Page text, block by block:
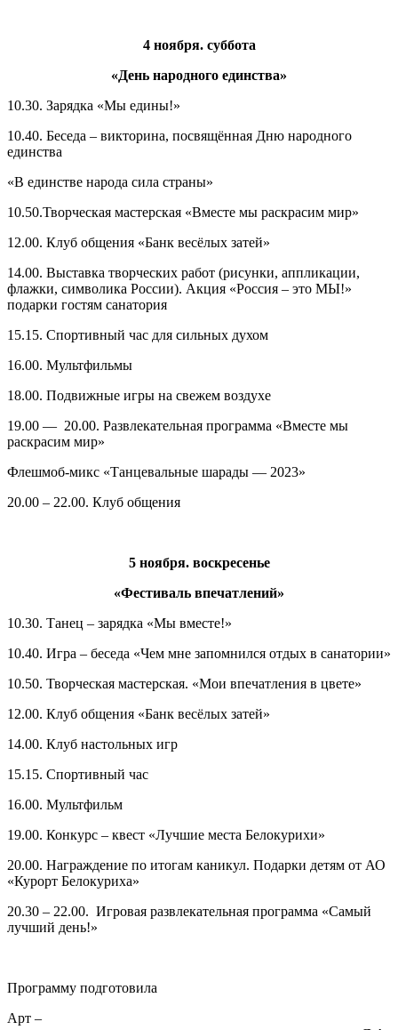
4 ноября. суббота
«День народного единства»
10.30. Зарядка «Мы едины!»
10.40. Беседа – викторина, посвящённая Дню народного
единства
«В единстве народа сила страны»
10.50.Творческая мастерская «Вместе мы раскрасим мир»
12.00. Клуб общения «Банк весёлых затей»
14.00. Выставка творческих работ (рисунки, аппликации,
флажки, символика России). Акция «Россия – это МЫ!»
подарки гостям санатория
15.15. Спортивный час для сильных духом
16.00. Мультфильмы
18.00. Подвижные игры на свежем воздухе
19.00 — 20.00. Развлекательная программа «Вместе мы
раскрасим мир»
Флешмоб-микс «Танцевальные шарады — 2023»
20.00 – 22.00. Клуб общения
5 ноября. воскресенье
«Фестиваль впечатлений»
10.30. Танец – зарядка «Мы вместе!»
10.40. Игра – беседа «Чем мне запомнился отдых в санатории»
10.50. Творческая мастерская. «Мои впечатления в цвете»
12.00. Клуб общения «Банк весёлых затей»
14.00. Клуб настольных игр
15.15. Спортивный час
16.00. Мультфильм
19.00. Конкурс – квест «Лучшие места Белокурихи»
20.00. Награждение по итогам каникул. Подарки детям от АО
«Курорт Белокуриха»
20.30 – 22.00. Игровая развлекательная программа «Самый
лучший день!»
Программу подготовила
Арт –